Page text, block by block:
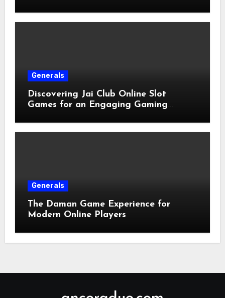
Generals
Discovering Jai Club Online Slot
Games for an Engaging Gaming
Generals
The Daman Game Experience for
Modern Online Players